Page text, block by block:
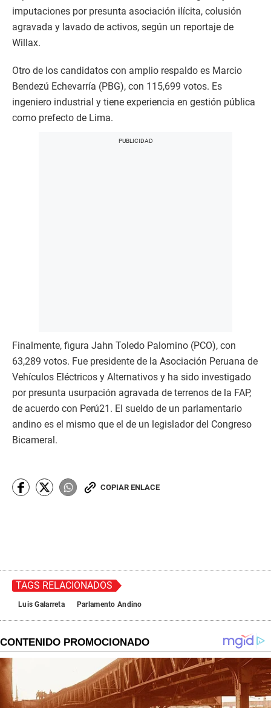
imputaciones por presunta asociación ilícita, colusión
agravada y lavado de activos, según un reportaje de
Willax.
Otro de los candidatos con amplio respaldo es Marcio
Bendezú Echevarría (PBG), con 115,699 votos. Es
ingeniero industrial y tiene experiencia en gestión pública
como prefecto de Lima.
Finalmente, figura Jahn Toledo Palomino (PCO), con
63,289 votos. Fue presidente de la Asociación Peruana de
Vehículos Eléctricos y Alternativos y ha sido investigado
por presunta usurpación agravada de terrenos de la FAP,
de acuerdo con Perú21. El sueldo de un parlamentario
andino es el mismo que el de un legislador del Congreso
Bicameral.
COPIAR ENLACE
TAGS RELACIONADOS
Luis Galarreta Parlamento Andino